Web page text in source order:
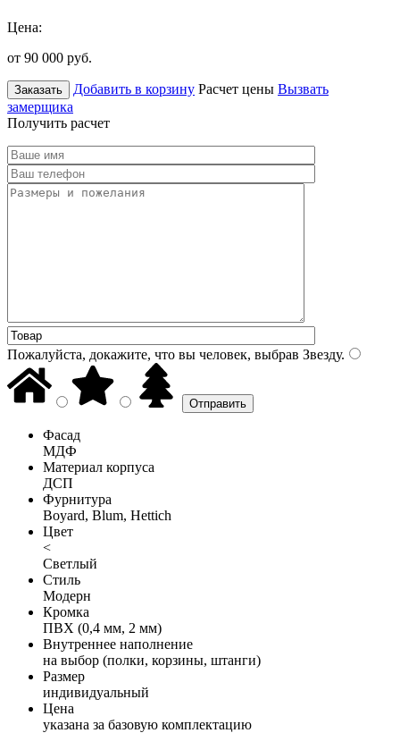
Цена:
от 90 000 руб.
Заказать Добавить в корзину Расчет цены Вызвать
замерщика
Получить расчет
Пожалуйста, докажите, что вы человек, выбрав Звезду.
Фасад
МДФ
Материал корпуса
ДСП
Фурнитура
Boyard, Blum, Hettich
Цвет
<
Светлый
Стиль
Модерн
Кромка
ПВХ (0,4 мм, 2 мм)
Внутреннее наполнение
на выбор (полки, корзины, штанги)
Размер
индивидуальный
Цена
указана за базовую комплектацию